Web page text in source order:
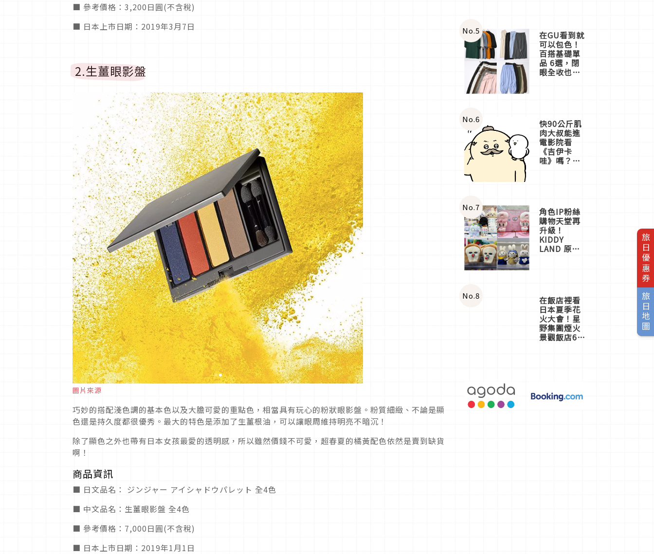
旅日優惠券
旅日地圖
■ 參考價格：3,200日圓(不含稅)
■ 日本上市日期：2019年3月7日
2.生薑眼影盤
圖片來源
巧妙的搭配淺色調的基本色以及大膽可愛的重點色，相當具有玩心的粉狀眼影盤。粉質細緻、不論是顯
色還是持久度都很優秀。最大的特色是添加了生薑根油，可以讓眼周維持明亮不暗沉！
除了顯色之外也帶有日本女孩最愛的透明感，所以雖然價錢不可愛，超春夏的橘黃配色依然是賣到缺貨
啊！
商品資訊
■ 日文品名： ジンジャー アイシャドウパレット 全4色
■ 中文品名：生薑眼影盤 全4色
■ 參考價格：7,000日圓(不含稅)
■ 日本上市日期：2019年1月1日
No.5 在GU看到就
可以包色！
百搭基礎單
品 6選，閉
眼全收也不
No.6 快90公斤肌
肉大叔能進
電影院看
《吉伊卡
哇》嗎？日
一同給出了
答案
No.7 角色IP粉絲
購物天堂再
升級！
KIDDY
LAND 原宿
店3分即達
No.8 在飯店裡看
日本夏季花
火大會！星
野集團煙火
景觀飯店6